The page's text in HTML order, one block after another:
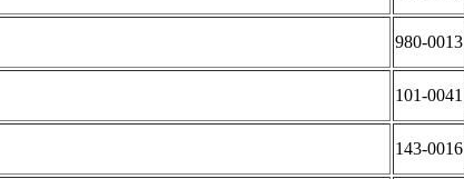
980-0013
101-0041
143-0016